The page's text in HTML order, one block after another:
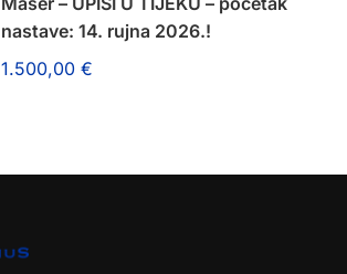
nastave: 14. rujna 2026.!
1.500,00 €